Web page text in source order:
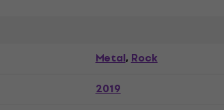
Metal,Rock
2019